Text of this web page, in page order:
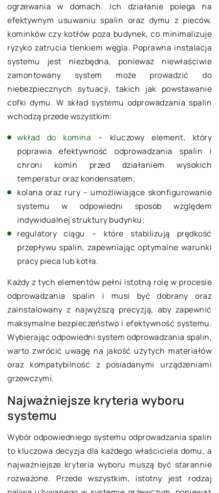
ogrzewania w domach. Ich działanie polega na
efektywnym usuwaniu spalin oraz dymu z pieców,
kominków czy kotłów poza budynek, co minimalizuje
ryzyko zatrucia tlenkiem węgla. Poprawna instalacja
systemu jest niezbędna, ponieważ niewłaściwie
zamontowany system może prowadzić do
niebezpiecznych sytuacji, takich jak powstawanie
cofki dymu. W skład systemu odprowadzania spalin
wchodzą przede wszystkim:
wkład do komina – kluczowy element, który
poprawia efektywność odprowadzania spalin i
chroni komin przed działaniem wysokich
temperatur oraz kondensatem;
kolana oraz rury – umożliwiające skonfigurowanie
systemu w odpowiedni sposób względem
indywidualnej struktury budynku;
regulatory ciągu – które stabilizują prędkość
przepływu spalin, zapewniając optymalne warunki
pracy pieca lub kotła.
Każdy z tych elementów pełni istotną rolę w procesie
odprowadzania spalin i musi być dobrany oraz
zainstalowany z najwyższą precyzją, aby zapewnić
maksymalne bezpieczeństwo i efektywność systemu.
Wybierając odpowiedni system odprowadzania spalin,
warto zwrócić uwagę na jakość użytych materiałów
oraz kompatybilność z posiadanymi urządzeniami
grzewczymi.
Najważniejsze kryteria wyboru
systemu
Wybór odpowiedniego systemu odprowadzania spalin
to kluczowa decyzja dla każdego właściciela domu, a
najważniejsze kryteria wyboru muszą być starannie
rozważone. Przede wszystkim, istotny jest rodzaj